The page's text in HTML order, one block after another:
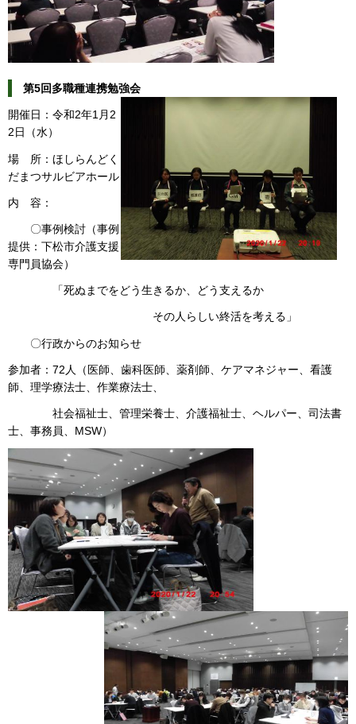
第5回多職種連携勉強会
開催日：令和2年1月2
2日（水）
場 所：ほしらんどく
だまつサルビアホール
内 容：
〇事例検討（事例
提供：下松市介護支援
専門員協会）
「死ぬまでをどう生きるか、どう支えるか
その人らしい終活を考える」
〇行政からのお知らせ
参加者：72人（医師、歯科医師、薬剤師、ケアマネジャー、看護
師、理学療法士、作業療法士、
社会福祉士、管理栄養士、介護福祉士、ヘルパー、司法書
士、事務員、MSW）